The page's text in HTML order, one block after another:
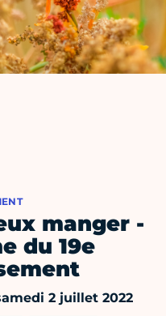
manger -
du 19e
2 juillet 2022